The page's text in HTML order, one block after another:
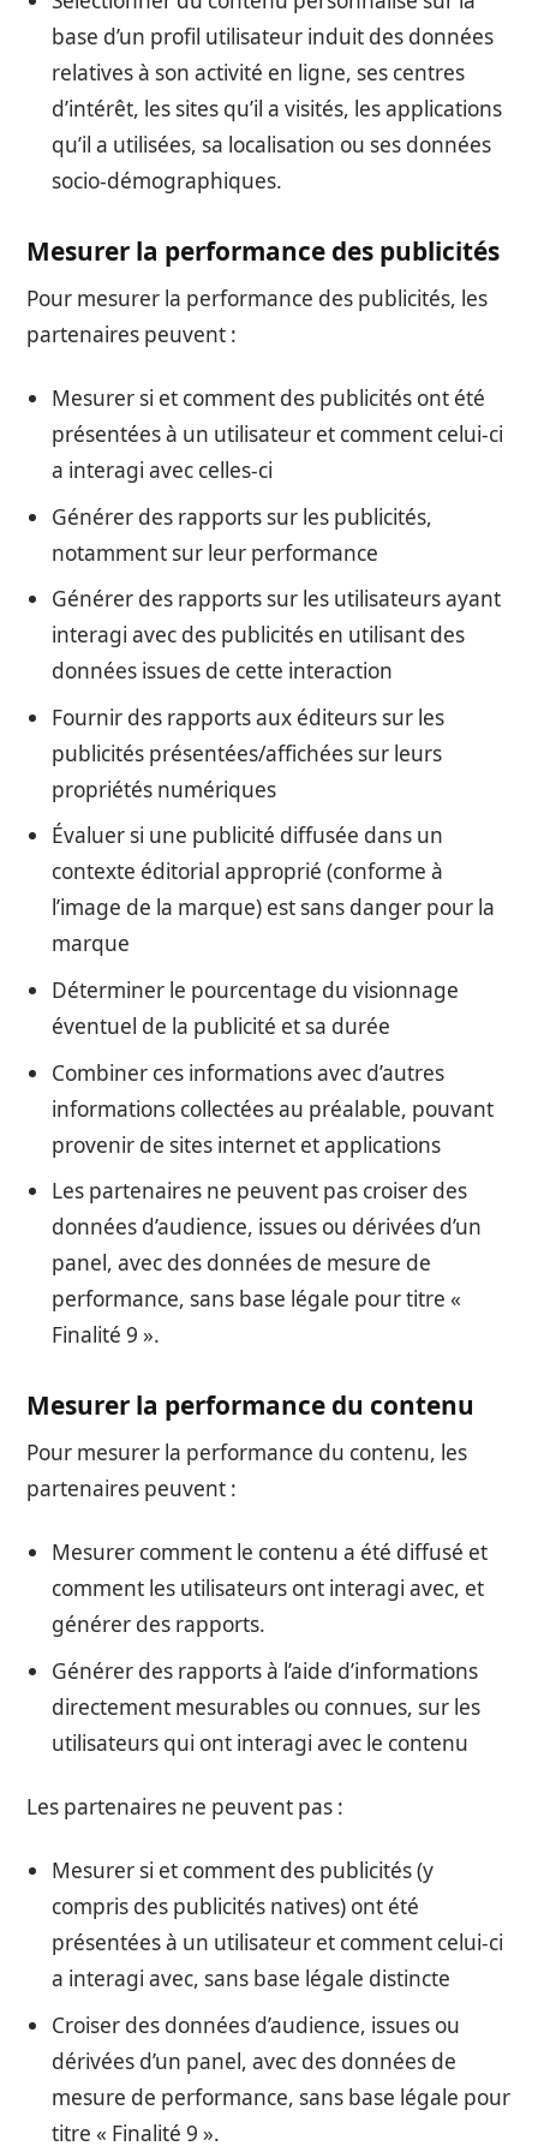
base d’un profil utilisateur induit des données
relatives à son activité en ligne, ses centres
d’intérêt, les sites qu’il a visités, les applications
qu’il a utilisées, sa localisation ou ses données
socio-démographiques.
Mesurer la performance des publicités
Pour mesurer la performance des publicités, les
partenaires peuvent :
Mesurer si et comment des publicités ont été
présentées à un utilisateur et comment celui-ci
a interagi avec celles-ci
Générer des rapports sur les publicités,
notamment sur leur performance
Générer des rapports sur les utilisateurs ayant
interagi avec des publicités en utilisant des
données issues de cette interaction
Fournir des rapports aux éditeurs sur les
publicités présentées/affichées sur leurs
propriétés numériques
Évaluer si une publicité diffusée dans un
contexte éditorial approprié (conforme à
l’image de la marque) est sans danger pour la
marque
Déterminer le pourcentage du visionnage
éventuel de la publicité et sa durée
Combiner ces informations avec d’autres
informations collectées au préalable, pouvant
provenir de sites internet et applications
Les partenaires ne peuvent pas croiser des
données d’audience, issues ou dérivées d’un
panel, avec des données de mesure de
performance, sans base légale pour titre «
Finalité 9 ».
Mesurer la performance du contenu
Pour mesurer la performance du contenu, les
partenaires peuvent :
Mesurer comment le contenu a été diffusé et
comment les utilisateurs ont interagi avec, et
générer des rapports.
Générer des rapports à l’aide d’informations
directement mesurables ou connues, sur les
utilisateurs qui ont interagi avec le contenu
Les partenaires ne peuvent pas :
Mesurer si et comment des publicités (y
compris des publicités natives) ont été
présentées à un utilisateur et comment celui-ci
a interagi avec, sans base légale distincte
Croiser des données d’audience, issues ou
dérivées d’un panel, avec des données de
mesure de performance, sans base légale pour
titre « Finalité 9 ».